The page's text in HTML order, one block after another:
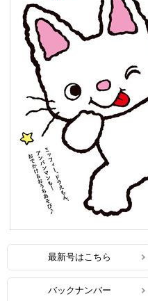
最新号はこちら
バックナンバー